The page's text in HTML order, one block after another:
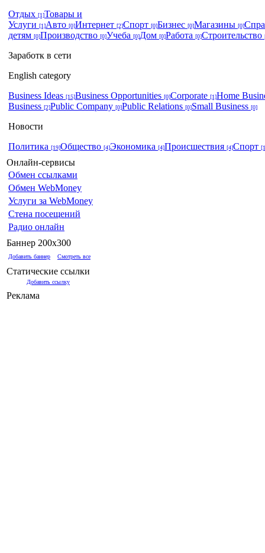
Отдых [1]Товары и
Услуги [1]Авто [0]Интернет [2]Спорт [0]Бизнес [0]Магазины [0]
детям [0]Производство [0]Учеба [0]Дом [0]Работа [0]Строительство
Заработк в сети
English category
Business Ideas [15]Business Opportunities [0]Corporate [1]Home
Business [2]Public Company [0]Public Relations [0]Small Business [0]
Новости
Политика [19]Общество [4]Экономика [4]Происшествия [4]Спорт
Онлайн-сервисы
Обмен ссылками
Обмен WebMoney
Услуги за WebMoney
Стена посещений
Радио онлайн
Баннер 200x300
Добавить баннер Смотреть все
Статические ссылки
Добавить ссылку
Реклама